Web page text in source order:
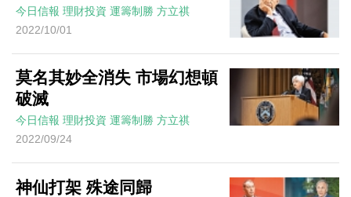
今日信報 理財投資 運籌制勝 方立祺
2022/10/01
莫名其妙全消失 市場幻想頓
破滅
今日信報 理財投資 運籌制勝 方立祺
2022/09/24
神仙打架 殊途同歸